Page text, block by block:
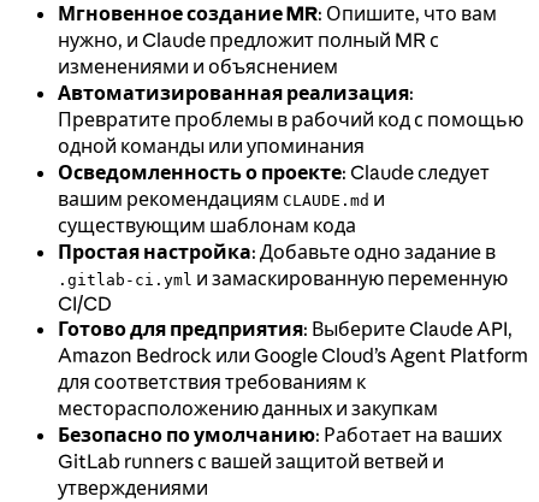
Мгновенное создание MR: Опишите, что вам
нужно, и Claude предложит полный MR с
изменениями и объяснением
Автоматизированная реализация:
Превратите проблемы в рабочий код с помощью
одной команды или упоминания
Осведомленность о проекте: Claude следует
вашим рекомендациям CLAUDE.md и
существующим шаблонам кода
Простая настройка: Добавьте одно задание в
.gitlab-ci.yml и замаскированную переменную
CI/CD
Готово для предприятия: Выберите Claude API,
Amazon Bedrock или Google Cloud’s Agent Platform
для соответствия требованиям к
месторасположению данных и закупкам
Безопасно по умолчанию: Работает на ваших
GitLab runners с вашей защитой ветвей и
утверждениями